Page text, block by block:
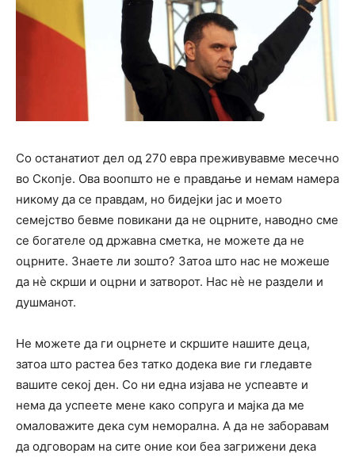
Со останатиот дел од 270 евра преживувавме месечно
во Скопје. Ова воопшто не е правдање и немам намера
никому да се правдам, но бидејки јас и моето
семејство бевме повикани да не оцрните, наводно сме
се богателе од државна сметка, не можете да не
оцрните. Знаете ли зошто? Затоа што нас не можеше
да нѐ скрши и оцрни и затворот. Нас нѐ не раздели и
душманот.
Не можете да ги оцрнете и скршите нашите деца,
затоа што растеа без татко додека вие ги гледавте
вашите секој ден. Со ни една изјава не успеавте и
нема да успеете мене како сопруга и мајка да ме
омаловажите дека сум неморална. А да не заборавам
да одговорам на сите оние кои беа загрижени дека